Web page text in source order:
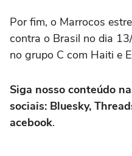
Por fim, o Marrocos
contra o Brasil no dia
no grupo C com Haiti e
Siga nosso conteúdo
sociais: Bluesky,
acebook.